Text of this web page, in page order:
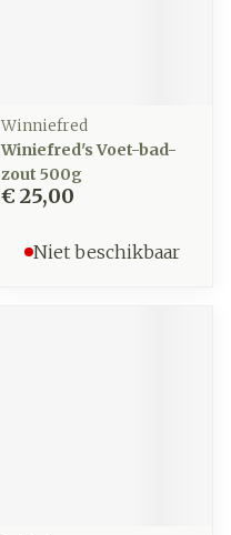
Winniefred
Winiefred's Voet-bad-
zout 500g
€ 25,00
Niet beschikbaar